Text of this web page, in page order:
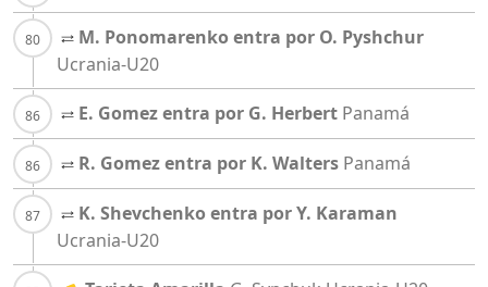
M. Ponomarenko entra por O. Pyshchur
Ucrania-U20
E. Gomez entra por G. Herbert Panamá
R. Gomez entra por K. Walters Panamá
K. Shevchenko entra por Y. Karaman
Ucrania-U20